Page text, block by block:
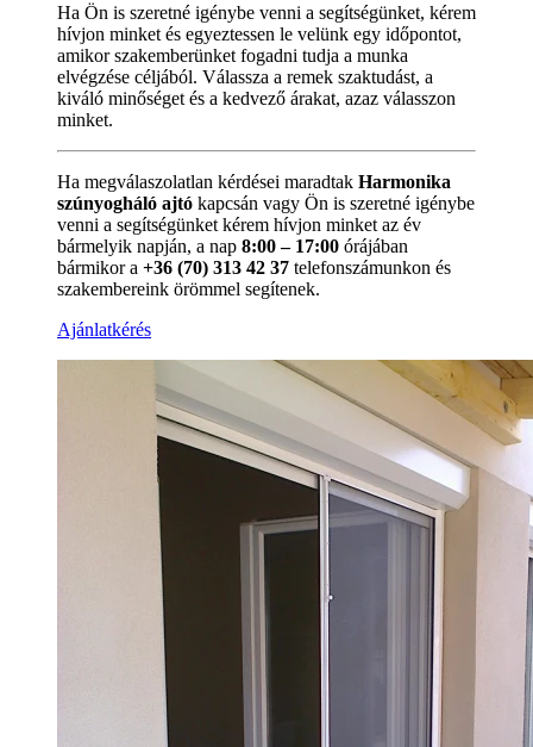
Ha Ön is szeretné igénybe venni a segítségünket, kérem
hívjon minket és egyeztessen le velünk egy időpontot,
amikor szakemberünket fogadni tudja a munka
elvégzése céljából. Válassza a remek szaktudást, a
kiváló minőséget és a kedvező árakat, azaz válasszon
minket.
Ha megválaszolatlan kérdései maradtak Harmonika
szúnyogháló ajtó kapcsán vagy Ön is szeretné igénybe
venni a segítségünket kérem hívjon minket az év
bármelyik napján, a nap 8:00 – 17:00 órájában
bármikor a +36 (70) 313 42 37 telefonszámunkon és
szakembereink örömmel segítenek.
Ajánlatkérés